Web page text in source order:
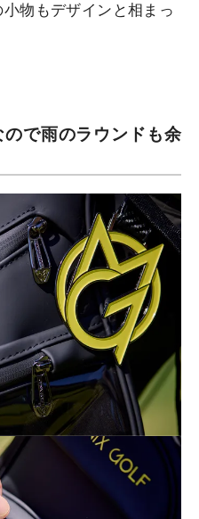
物もデザインと相まっ
で雨のラウンドも余